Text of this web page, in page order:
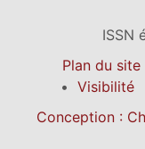
ISSN
Plan du site
Visibilité
Conception :